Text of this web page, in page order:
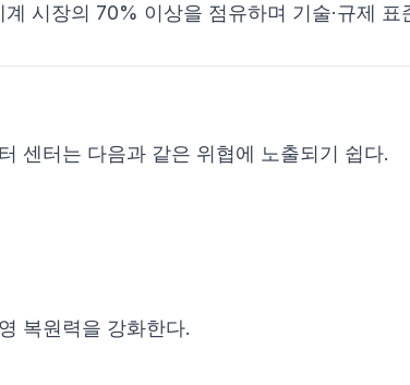
시장의 70% 이상을 점유하며 기술·규제 표
센터는 다음과 같은 위협에 노출되기 쉽다.
복원력을 강화한다.